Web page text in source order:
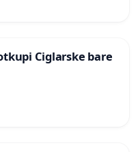
Ciglarske bare